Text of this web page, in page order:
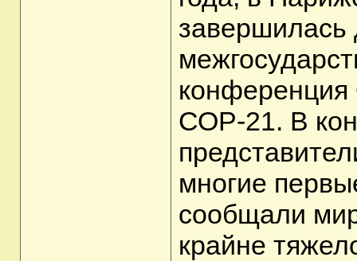
завершилась
СОР-21. В
многие
сообщали
крайне